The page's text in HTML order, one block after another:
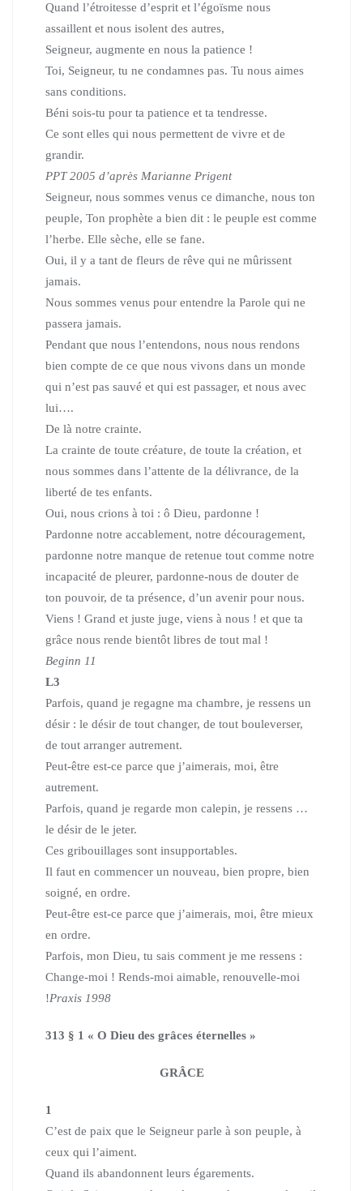
Quand l’étroitesse d’esprit et l’égoïsme nous
assaillent et nous isolent des autres,
Seigneur, augmente en nous la patience !
Toi, Seigneur, tu ne condamnes pas. Tu nous aimes
sans conditions.
Béni sois-tu pour ta patience et ta tendresse.
Ce sont elles qui nous permettent de vivre et de
grandir.
PPT 2005 d’après Marianne Prigent
Seigneur, nous sommes venus ce dimanche, nous ton
peuple, Ton prophète a bien dit : le peuple est comme
l’herbe. Elle sèche, elle se fane.
Oui, il y a tant de fleurs de rêve qui ne mûrissent
jamais.
Nous sommes venus pour entendre la Parole qui ne
passera jamais.
Pendant que nous l’entendons, nous nous rendons
bien compte de ce que nous vivons dans un monde
qui n’est pas sauvé et qui est passager, et nous avec
lui….
De là notre crainte.
La crainte de toute créature, de toute la création, et
nous sommes dans l’attente de la délivrance, de la
liberté de tes enfants.
Oui, nous crions à toi : ô Dieu, pardonne !
Pardonne notre accablement, notre découragement,
pardonne notre manque de retenue tout comme notre
incapacité de pleurer, pardonne-nous de douter de
ton pouvoir, de ta présence, d’un avenir pour nous.
Viens ! Grand et juste juge, viens à nous ! et que ta
grâce nous rende bientôt libres de tout mal !
Beginn 11
L3
Parfois, quand je regagne ma chambre, je ressens un
désir : le désir de tout changer, de tout bouleverser,
de tout arranger autrement.
Peut-être est-ce parce que j’aimerais, moi, être
autrement.
Parfois, quand je regarde mon calepin, je ressens …
le désir de le jeter.
Ces gribouillages sont insupportables.
Il faut en commencer un nouveau, bien propre, bien
soigné, en ordre.
Peut-être est-ce parce que j’aimerais, moi, être mieux
en ordre.
Parfois, mon Dieu, tu sais comment je me ressens :
Change-moi ! Rends-moi aimable, renouvelle-moi
!Praxis 1998
313 § 1 « O Dieu des grâces éternelles »
GRÂCE
1
C’est de paix que le Seigneur parle à son peuple, à
ceux qui l’aiment.
Quand ils abandonnent leurs égarements.